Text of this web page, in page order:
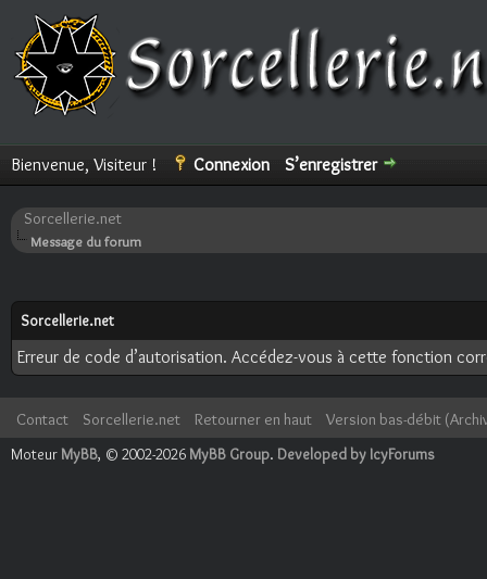
Bienvenue, Visiteur ! Connexion S’enregistrer
Sorcellerie.net
Message du forum
Sorcellerie.net
Erreur de code d’autorisation. Accédez-vous à cette fonction
Contact Sorcellerie.net Retourner en haut
Version bas-débit
Moteur MyBB, © 2002-2026 MyBB Group. Developed by IcyForums